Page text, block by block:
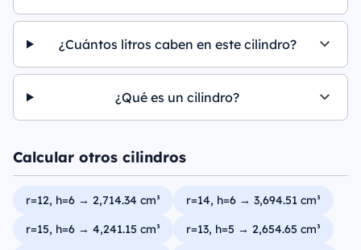
¿Cuántos litros caben en este cilindro?
¿Qué es un cilindro?
Calcular otros cilindros
r=12, h=6 → 2,714.34 cm³
r=14, h=6 → 3,694.51 cm³
r=15, h=6 → 4,241.15 cm³
r=13, h=5 → 2,654.65 cm³